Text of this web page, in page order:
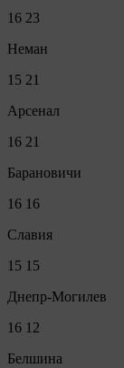
16 23
Неман
15 21
Арсенал
16 21
Барановичи
16 16
Славия
15 15
Днепр-Могилев
16 12
Белшина